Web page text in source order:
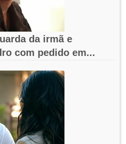
da irmã e
com pedido em...